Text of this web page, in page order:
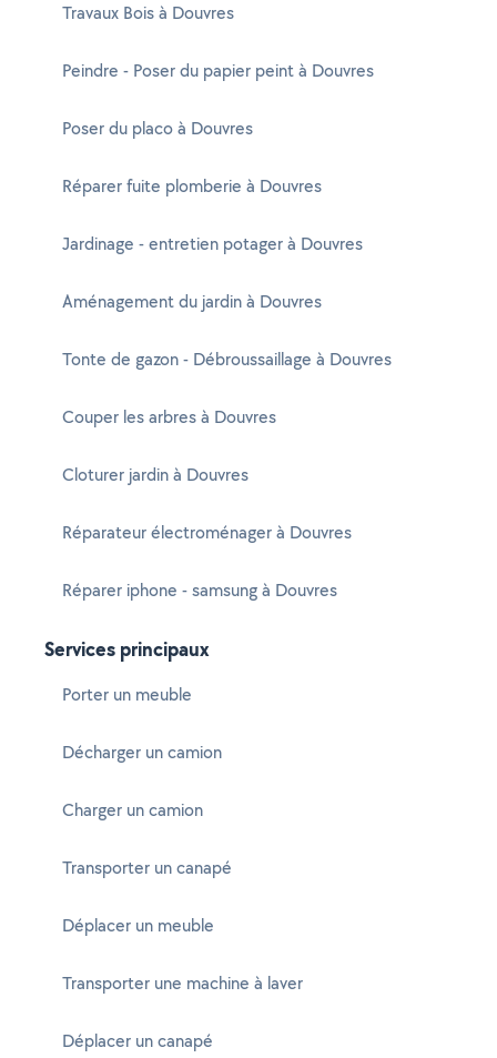
Travaux Bois à Douvres
Peindre - Poser du papier peint à Douvres
Poser du placo à Douvres
Réparer fuite plomberie à Douvres
Jardinage - entretien potager à Douvres
Aménagement du jardin à Douvres
Tonte de gazon - Débroussaillage à Douvres
Couper les arbres à Douvres
Cloturer jardin à Douvres
Réparateur électroménager à Douvres
Réparer iphone - samsung à Douvres
Services principaux
Porter un meuble
Décharger un camion
Charger un camion
Transporter un canapé
Déplacer un meuble
Transporter une machine à laver
Déplacer un canapé